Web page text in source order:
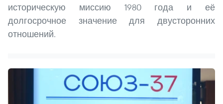
историческую миссию 1980 года и её
долгосрочное значение для двусторонних
отношений.